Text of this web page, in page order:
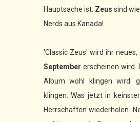
Hauptsache ist: Zeus sind
Nerds aus Kanada!
'Classic Zeus' wird ihr
Septembererscheinen wird.
Album wohl klingen wird:
klingen. Was jetzt in
Herrschaften wiederholen.